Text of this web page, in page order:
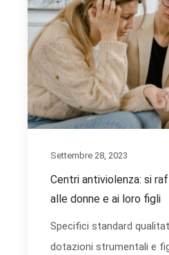
Settembre 28, 2023
Centri antiviolenza: si
alle donne e ai loro figli
Specifici standard
dotazioni strumentali e